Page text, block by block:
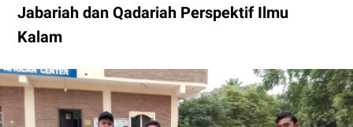
Jabariah dan Qadariah Perspektif Ilmu
Kalam